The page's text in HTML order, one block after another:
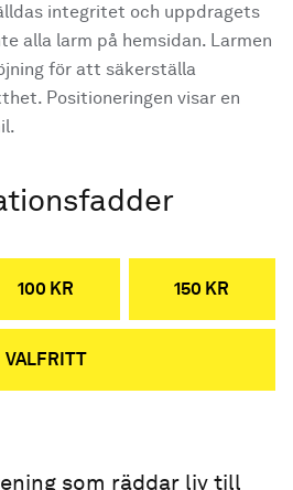
integritet och uppdragets
alla larm på hemsidan. Larmen
för att säkerställa
Positioneringen visar en
100 KR 150 KR
VALFRITT
som räddar liv till